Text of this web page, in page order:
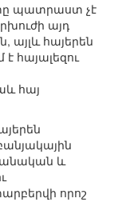
պատրաստ չէ
այդ
այլև հայերեն
է հայալեզու
հայ
և
որոշ